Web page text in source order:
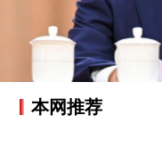
本网推荐